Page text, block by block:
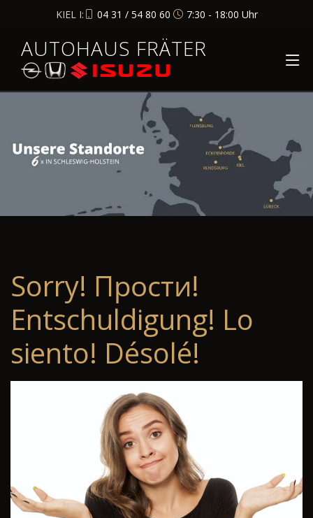
KIEL I: 04 31 / 54 80 60 7:30 - 18:00 Uhr
AUTOHAUS FRÄTER
Sorry! Прости!
Entschuldigung! Lo
siento! Désolé!